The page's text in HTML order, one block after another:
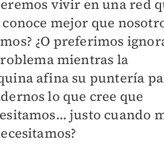
vivir en una red
conoce mejor que
¿O preferimos
mientras la
afina su puntería
lo que cree que
justo cuando